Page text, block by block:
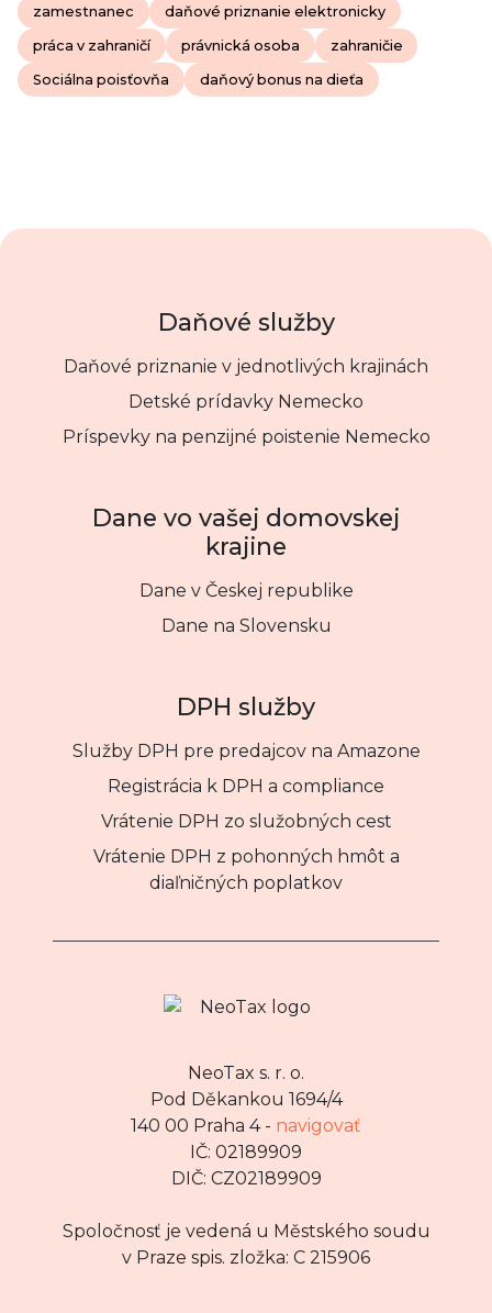
zamestnanec daňové priznanie elektronicky
práca v zahraničí právnická osoba zahraničie
Sociálna poisťovňa daňový bonus na dieťa
Daňové služby
Daňové priznanie v jednotlivých krajinách
Detské prídavky Nemecko
Príspevky na penzijné poistenie Nemecko
Dane vo vašej domovskej
krajine
Dane v Českej republike
Dane na Slovensku
DPH služby
Služby DPH pre predajcov na Amazone
Registrácia k DPH a compliance
Vrátenie DPH zo služobných cest
Vrátenie DPH z pohonných hmôt a
diaľničných poplatkov
NeoTax s. r. o.
Pod Děkankou 1694/4
140 00 Praha 4 - navigovať
IČ: 02189909
DIČ: CZ02189909
Spoločnosť je vedená u Městského soudu
v Praze spis. zložka: C 215906